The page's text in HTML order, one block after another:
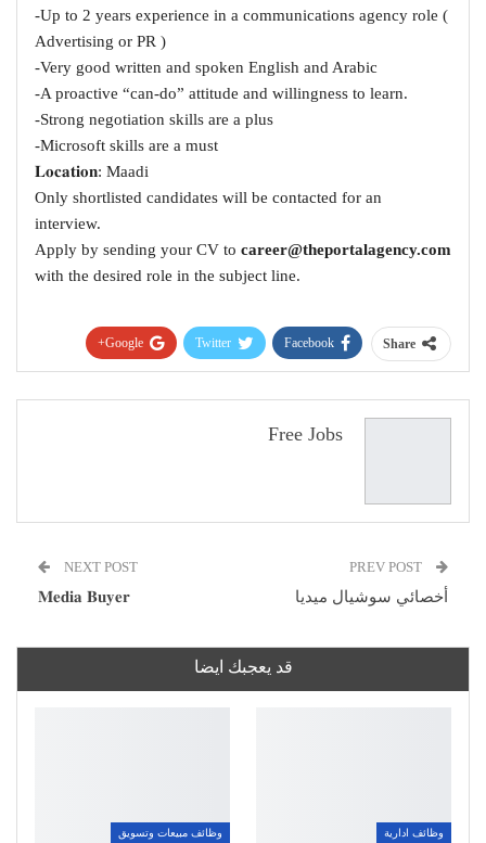
-Up to 2 years experience in a communications agency role (
Advertising or PR )
-Very good written and spoken English and Arabic
-A proactive “can-do” attitude and willingness to learn.
-Strong negotiation skills are a plus
-Microsoft skills are a must
𝐋𝐨𝐜𝐚𝐭𝐢𝐨𝐧: Maadi
Only shortlisted candidates will be contacted for an
interview.
Apply by sending your CV to career@theportalagency.com
with the desired role in the subject line.
Share
Facebook
Twitter
Google+
البريد الإلكتروني
Free Jobs
أخصائي سوشيال ميديا
NEXT POST
𝐌𝐞𝐝𝐢𝐚 𝐁𝐮𝐲𝐞𝐫
قد يعجبك ايضا
وظائف ادارية وظائف مبيعات وتسويق